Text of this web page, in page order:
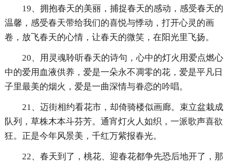
19、拥抱春天的美丽，捕捉春天的感动，感受春天的
温馨，感受春天带给我们的喜悦与悸动，打开心灵的画
卷，放飞春天的心情，让春天的微笑，在阳光里飞扬。
20、用灵魂聆听春天的诗句，心中的灯火用爱点燃心
中的爱用血液供养，爱是一朵永不凋零的花，爱是平凡日
子里最美的烟火，爱是一曲深情与眷恋的吟唱。
21、迈街相约看花市，却倚骑楼似画廊。束立盆栽成
队列，草株木本斗芬芳。通宵灯火人如织，一派歌声喜欲
狂。正是今年风景美，千红万紫报春光。
22、春天到了，桃花、迎春花都争先恐后地开了，那